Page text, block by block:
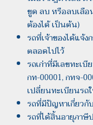
ขูด ลบ หรือลบเลือ
ต้องได้ เป็นต้น)
รถที่เจ้าของได้แจ้ง
ตลอดไปไว้
รถเก่าที่มีเลขทะเ
กท-00001, กทจ-
เปลี่ยนทะเบียนรถ
รถที่มีปัญหาเกี่ยวกั
รถที่ได้สิ้นอายุภาษี